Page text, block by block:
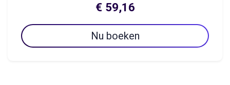
€ 59,16
Nu boeken